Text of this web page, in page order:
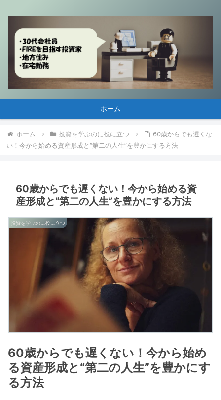
ホーム
ホーム 投資を学ぶのに役に立つ
60歳からでも遅くな
い！今から始める資産形成と“第二の人生”を豊かにする方法
60歳からでも遅くない！今から始める資
産形成と“第二の人生”を豊かにする方法
投資を学ぶのに役に立つ
60歳からでも遅くない！今から始め
る資産形成と“第二の人生”を豊かにす
る方法